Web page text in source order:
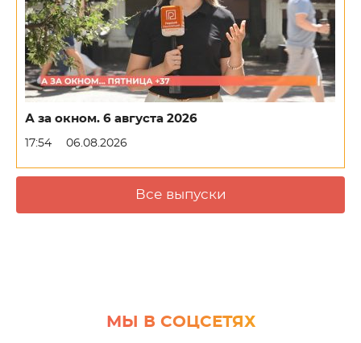
А за окном. 6 августа 2026
17:54 06.08.2026
Все выпуски
МЫ В СОЦСЕТЯХ